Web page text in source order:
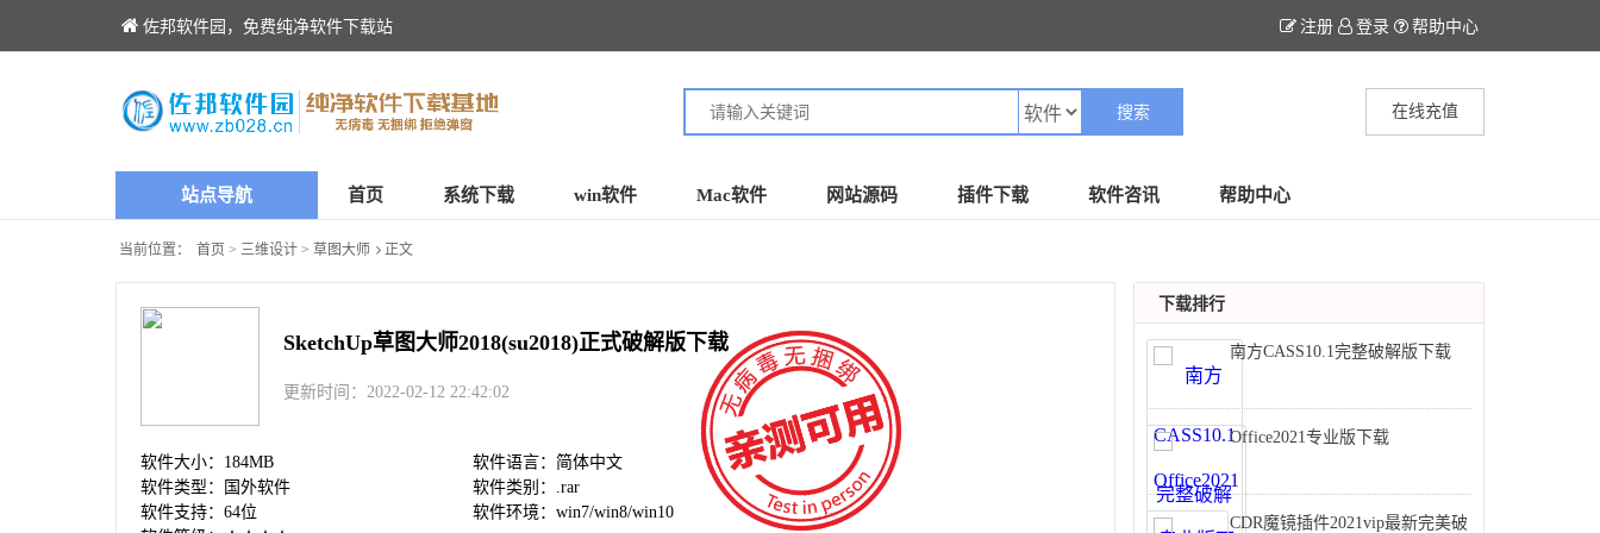
佐邦软件园，免费纯净软件下载站 注册 登录 帮助中心
在线充值
站点导航 首页 系统下载 win软件 Mac软件 网站源码 插件下载 软件咨讯 帮助中心
当前位置： 首页 > 三维设计 > 草图大师 正文
SketchUp草图大师2018(su2018)正式破解版下载
更新时间：2022-02-12 22:42:02
软件大小：184MB
软件语言：简体中文
软件类型：国外软件
软件类别：.rar
软件支持：64位
软件环境：win7/win8/win10
下载排行
南方CASS10.1完整破解版下载
Office2021专业版下载
CDR魔镜插件2021vip最新完美破